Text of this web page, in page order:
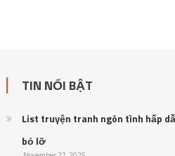
TIN NỔI BẬT
List truyện tranh ngôn tình hấp
bỏ lỡ